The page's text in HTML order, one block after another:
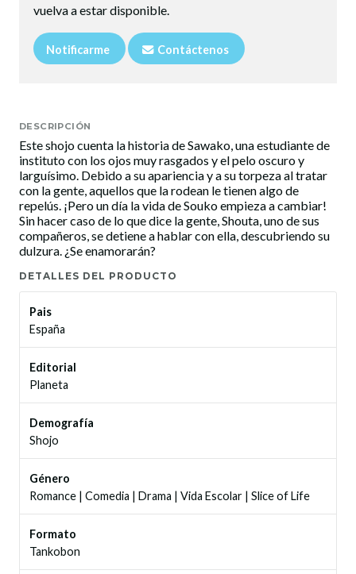
vuelva a estar disponible.
Notificarme Contáctenos
DESCRIPCIÓN
Este shojo cuenta la historia de Sawako, una estudiante de
instituto con los ojos muy rasgados y el pelo oscuro y
larguísimo. Debido a su apariencia y a su torpeza al tratar
con la gente, aquellos que la rodean le tienen algo de
repelús. ¡Pero un día la vida de Souko empieza a cambiar!
Sin hacer caso de lo que dice la gente, Shouta, uno de sus
compañeros, se detiene a hablar con ella, descubriendo su
dulzura. ¿Se enamorarán?
DETALLES DEL PRODUCTO
Pais
España
Editorial
Planeta
Demografía
Shojo
Género
Romance | Comedia | Drama | Vida Escolar | Slice of Life
Formato
Tankobon